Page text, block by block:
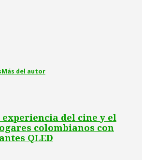
Más del autor
del cine y el
colombianos con
QLED